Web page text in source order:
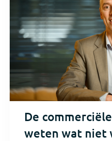
De
weten wat niet